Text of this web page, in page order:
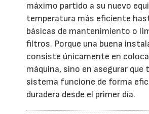
máximo partido a su nuevo
temperatura más eficiente
básicas de mantenimiento o
filtros. Porque una buena
consiste únicamente en
máquina, sino en asegurar que
sistema funcione de forma
duradera desde el primer día.